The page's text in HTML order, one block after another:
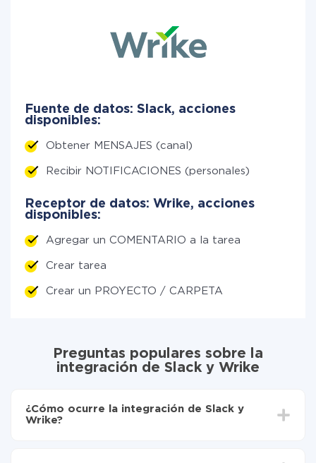
Fuente de datos: Slack, acciones
disponibles:
Obtener MENSAJES (canal)
Recibir NOTIFICACIONES (personales)
Receptor de datos: Wrike, acciones
disponibles:
Agregar un COMENTARIO a la tarea
Crear tarea
Crear un PROYECTO / CARPETA
Preguntas populares sobre la
integración de Slack y Wrike
¿Cómo ocurre la integración de Slack y
Wrike?